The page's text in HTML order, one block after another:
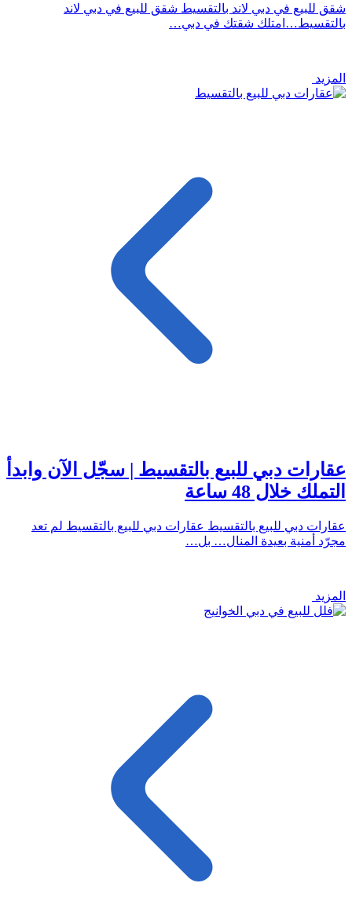
شقق للبيع في دبي لاند بالتقسيط شقق للبيع في دبي لاند
بالتقسيط…امتلك شقتك في دبي…
المزيد
عقارات دبي للبيع بالتقسيط | سجّل الآن وابدأ
التملك خلال 48 ساعة
عقارات دبي للبيع بالتقسيط عقارات دبي للبيع بالتقسيط لم تعد
مجرّد أمنية بعيدة المنال… بل…
المزيد